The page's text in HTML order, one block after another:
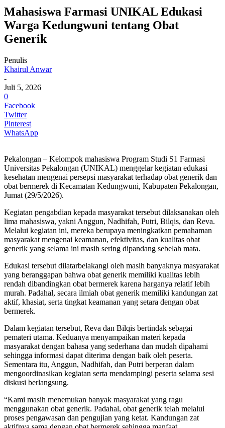
Mahasiswa Farmasi UNIKAL Edukasi
Warga Kedungwuni tentang Obat
Generik
Penulis
Khairul Anwar
-
Juli 5, 2026
0
Facebook
Twitter
Pinterest
WhatsApp
Pekalongan – Kelompok mahasiswa Program Studi S1 Farmasi
Universitas Pekalongan (UNIKAL) menggelar kegiatan edukasi
kesehatan mengenai persepsi masyarakat terhadap obat generik dan
obat bermerek di Kecamatan Kedungwuni, Kabupaten Pekalongan,
Jumat (29/5/2026).
Kegiatan pengabdian kepada masyarakat tersebut dilaksanakan oleh
lima mahasiswa, yakni Anggun, Nadhifah, Putri, Bilqis, dan Reva.
Melalui kegiatan ini, mereka berupaya meningkatkan pemahaman
masyarakat mengenai keamanan, efektivitas, dan kualitas obat
generik yang selama ini masih sering dipandang sebelah mata.
Edukasi tersebut dilatarbelakangi oleh masih banyaknya masyarakat
yang beranggapan bahwa obat generik memiliki kualitas lebih
rendah dibandingkan obat bermerek karena harganya relatif lebih
murah. Padahal, secara ilmiah obat generik memiliki kandungan zat
aktif, khasiat, serta tingkat keamanan yang setara dengan obat
bermerek.
Dalam kegiatan tersebut, Reva dan Bilqis bertindak sebagai
pemateri utama. Keduanya menyampaikan materi kepada
masyarakat dengan bahasa yang sederhana dan mudah dipahami
sehingga informasi dapat diterima dengan baik oleh peserta.
Sementara itu, Anggun, Nadhifah, dan Putri berperan dalam
mengoordinasikan kegiatan serta mendampingi peserta selama sesi
diskusi berlangsung.
“Kami masih menemukan banyak masyarakat yang ragu
menggunakan obat generik. Padahal, obat generik telah melalui
proses pengawasan dan pengujian yang ketat. Kandungan zat